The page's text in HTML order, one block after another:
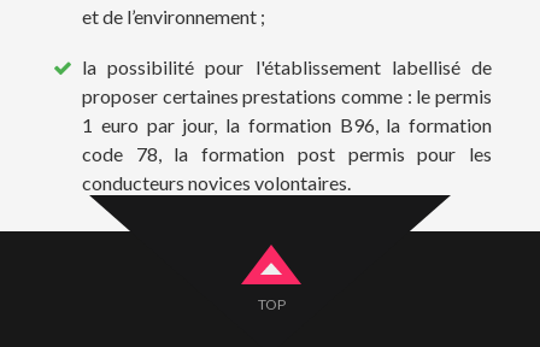
et de l’environnement ;
la possibilité pour l'établissement labellisé de
proposer certaines prestations comme : le permis
1 euro par jour, la formation B96, la formation
code 78, la formation post permis pour les
conducteurs novices volontaires.
TOP